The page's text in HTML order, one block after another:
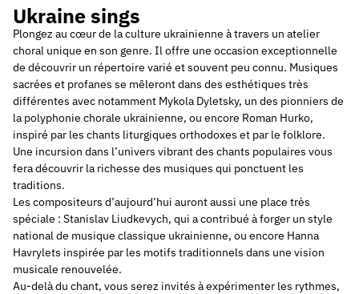
Ukraine sings
Plongez au cœur de la culture ukrainienne à travers un atelier
choral unique en son genre. Il offre une occasion exceptionnelle
de découvrir un répertoire varié et souvent peu connu. Musiques
sacrées et profanes se mêleront dans des esthétiques très
différentes avec notamment Mykola Dyletsky, un des pionniers de
la polyphonie chorale ukrainienne, ou encore Roman Hurko,
inspiré par les chants liturgiques orthodoxes et par le folklore.
Une incursion dans l’univers vibrant des chants populaires vous
fera découvrir la richesse des musiques qui ponctuent les
traditions.
Les compositeurs d’aujourd’hui auront aussi une place très
spéciale : Stanislav Liudkevych, qui a contribué à forger un style
national de musique classique ukrainienne, ou encore Hanna
Havrylets inspirée par les motifs traditionnels dans une vision
musicale renouvelée.
Au-delà du chant, vous serez invités à expérimenter les rythmes,